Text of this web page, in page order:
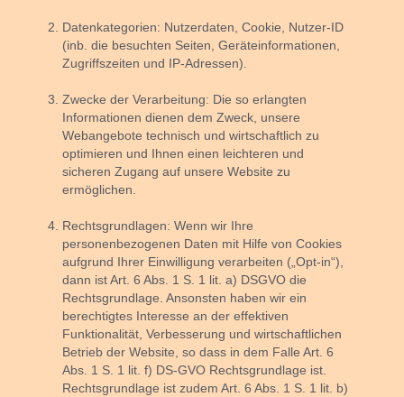
Datenkategorien: Nutzerdaten, Cookie, Nutzer-ID
(inb. die besuchten Seiten, Geräteinformationen,
Zugriffszeiten und IP-Adressen).
Zwecke der Verarbeitung: Die so erlangten
Informationen dienen dem Zweck, unsere
Webangebote technisch und wirtschaftlich zu
optimieren und Ihnen einen leichteren und
sicheren Zugang auf unsere Website zu
ermöglichen.
Rechtsgrundlagen: Wenn wir Ihre
personenbezogenen Daten mit Hilfe von Cookies
aufgrund Ihrer Einwilligung verarbeiten („Opt-in“),
dann ist Art. 6 Abs. 1 S. 1 lit. a) DSGVO die
Rechtsgrundlage. Ansonsten haben wir ein
berechtigtes Interesse an der effektiven
Funktionalität, Verbesserung und wirtschaftlichen
Betrieb der Website, so dass in dem Falle Art. 6
Abs. 1 S. 1 lit. f) DS-GVO Rechtsgrundlage ist.
Rechtsgrundlage ist zudem Art. 6 Abs. 1 S. 1 lit. b)